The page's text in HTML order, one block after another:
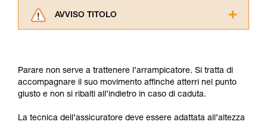
AVVISO TITOLO
informazioni dell’istruzione tecnica per poter
capire queste ulteriori informazioni.
La padronanza di queste tecniche richiede una
Verificate con un professionista la vostra
Parare non serve a trattenere l’arrampicatore. Si tratta di
accompagnare il suo movimento affinché atterri nel punto
giusto e non si ribalti all’indietro in caso di caduta.
La tecnica dell’assicuratore deve essere adattata all’altezza